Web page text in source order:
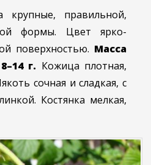
крупные, правильной,
формы. Цвет ярко-
поверхностью. Масса
г. Кожица плотная,
сочная и сладкая, с
Костянка мелкая,